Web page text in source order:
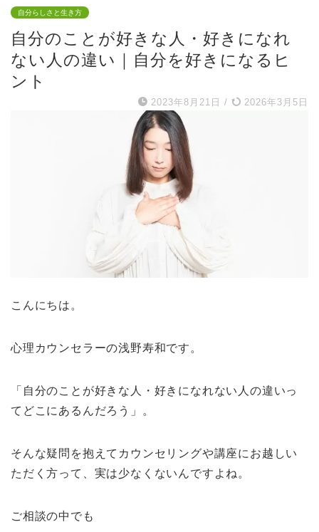
自分らしさと生き方
自分のことが好きな人・好きになれ
ない人の違い｜自分を好きになるヒ
ント
2023年8月21日 / 2026年3月5日
こんにちは。
心理カウンセラーの浅野寿和です。
「自分のことが好きな人・好きになれない人の違いっ
てどこにあるんだろう」。
そんな疑問を抱えてカウンセリングや講座にお越しい
ただく方って、実は少なくないんですよね。
ご相談の中でも